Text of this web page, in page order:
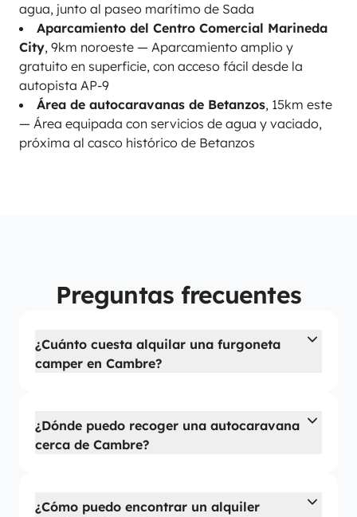
agua, junto al paseo marítimo de Sada
Aparcamiento del Centro Comercial Marineda
City, 9km noroeste — Aparcamiento amplio y
gratuito en superficie, con acceso fácil desde la
autopista AP-9
Área de autocaravanas de Betanzos, 15km este
— Área equipada con servicios de agua y vaciado,
próxima al casco histórico de Betanzos
Preguntas frecuentes
¿Cuánto cuesta alquilar una furgoneta
camper en Cambre?
¿Dónde puedo recoger una autocaravana
cerca de Cambre?
¿Cómo puedo encontrar un alquiler